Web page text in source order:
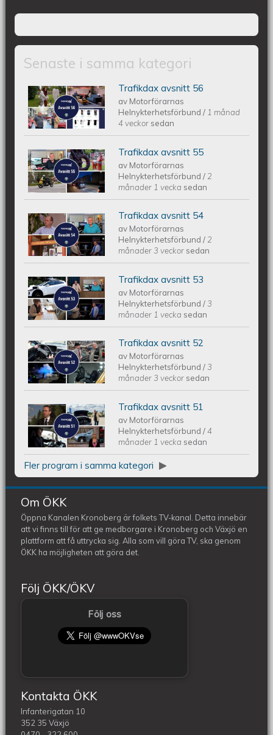
Senaste i samma kategori
Trafikdax - Avsnitt 56
Trafikdax avsnitt 56
av Motorförarnas
Helnykterhetsförbund/ 1 månad
4 veckor sedan
Trafikdax - Avsnitt 55
Trafikdax avsnitt 55
av Motorförarnas
Helnykterhetsförbund/ 2
månader 1 vecka sedan
Trafikdax avsnitt 54
Trafikdax avsnitt 54
av Motorförarnas
Helnykterhetsförbund/ 2
månader 3 veckor sedan
Trafikdax - Avsnitt 53
Trafikdax avsnitt 53
av Motorförarnas
Helnykterhetsförbund/3
månader 1 vecka sedan
Trafikdax - Avsnitt 52
Trafikdax avsnitt 52
av Motorförarnas
Helnykterhetsförbund/3
månader 3 veckor sedan
Trafikdax - Avsnitt 51
Trafikdax avsnitt 51
av Motorförarnas
Helnykterhetsförbund/4
månader 1 vecka sedan
Fler program i samma kategori
Om ÖKK
Öppna Kanalen Kronoberg är folkets TV-kanal. Detta innebär
att vi finns till för att ge medborgare i Kronoberg och Växjö en
plattform att få uttrycka sig. Alla som vill göra TV, ska genom
ÖKK ha möjligheten att göra det.
Följ ÖKK/ÖKV
Följ oss
Kontakta ÖKK
Infanterigatan 10
352 35 Växjö